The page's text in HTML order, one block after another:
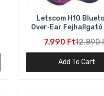
Letscom H10
Over‑Ear Fejhallgató
7.990 Ft12.890
Add To Cart